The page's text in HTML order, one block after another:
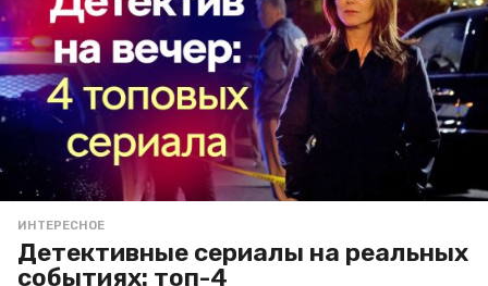
ИНТЕРЕСНОЕ
Детективные сериалы на реальных
событиях: топ-4